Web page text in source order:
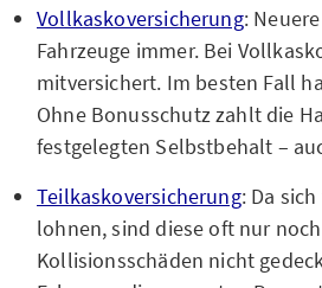
Vollkaskoversicherung:
Fahrzeuge immer. Bei
mitversichert. Im besten Fall
Ohne Bonusschutz zahlt die
festgelegten Selbstbehalt –
Teilkaskoversicherung: Da
lohnen, sind diese oft nur
Kollisionsschäden nicht